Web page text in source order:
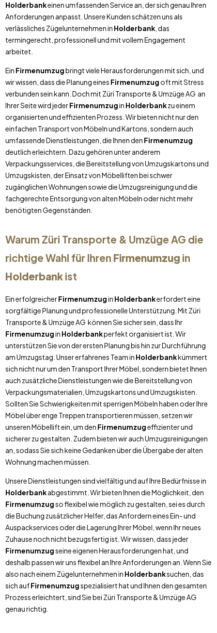
Holderbankeinen umfassenden Service an, der sich genau Ihren
Anforderungen anpasst. Unsere Kunden schätzen uns als
verlässliches Zügelunternehmen in Holderbank, das
termingerecht, professionell und mit vollem Engagement
arbeitet.
Ein Firmenumzugbringt viele Herausforderungen mit sich, und
wir wissen, dass die Planung eines Firmenumzugoft mit Stress
verbunden sein kann. Doch mit Züri Transporte & Umzüge AG an
Ihrer Seite wird jederFirmenumzugin Holderbankzu einem
organisierten und effizienten Prozess. Wir bieten nicht nur den
einfachen Transport von Möbeln und Kartons, sondern auch
umfassende Dienstleistungen, die Ihnen den Firmenumzug
deutlich erleichtern. Dazu gehören unter anderem
Verpackungsservices, die Bereitstellung von Umzugskartons und
Umzugskisten, der Einsatz von Möbelliften bei schwer
zugänglichen Wohnungen sowie die Umzugsreinigung und die
fachgerechte Entsorgung von alten Möbeln oder nicht mehr
benötigten Gegenständen.
Warum Züri Transporte & Umzüge AG die
richtige Wahl für Ihren Firmenumzug in
Holderbankist
Ein erfolgreicherFirmenumzugin Holderbankerfordert eine
sorgfältige Planung und professionelle Unterstützung. Mit Züri
Transporte & Umzüge AG können Sie sicher sein, dass Ihr
Firmenumzugin Holderbankperfekt organisiert ist. Wir
unterstützen Sie von der ersten Planung bis hin zur Durchführung
am Umzugstag. Unser erfahrenes Team in Holderbankkümmert
sich nicht nur um den Transport Ihrer Möbel, sondern bietet Ihnen
auch zusätzliche Dienstleistungen wie die Bereitstellung von
Verpackungsmaterialien, Umzugskartons und Umzugskisten.
Sollten Sie Schwierigkeiten mit sperrigen Möbeln haben oder Ihre
Möbel über enge Treppen transportieren müssen, setzen wir
unseren Möbellift ein, um den Firmenumzugeffizienter und
sicherer zu gestalten. Zudem bieten wir auch Umzugsreinigungen
an, sodass Sie sich keine Gedanken über die Übergabe der alten
Wohnung machen müssen.
Unsere Dienstleistungen sind vielfältig und auf Ihre Bedürfnisse in
Holderbankabgestimmt. Wir bieten Ihnen die Möglichkeit, den
Firmenumzugso flexibel wie möglich zu gestalten, sei es durch
die Buchung zusätzlicher Helfer, das Anfordern eines Ein- und
Auspackservices oder die Lagerung Ihrer Möbel, wenn Ihr neues
Zuhause noch nicht bezugsfertig ist. Wir wissen, dass jeder
Firmenumzugseine eigenen Herausforderungen hat, und
deshalb passen wir uns flexibel an Ihre Anforderungen an. Wenn Sie
also nach einem Zügelunternehmen in Holderbanksuchen, das
sich aufFirmenumzugspezialisiert hat und Ihnen den gesamten
Prozess erleichtert, sind Sie bei Züri Transporte & Umzüge AG
genau richtig.